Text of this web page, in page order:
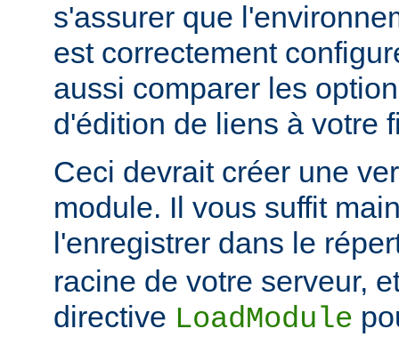
s'assurer que
est correctement
aussi comparer les
d'édition de liens à votre
Ceci devrait créer une
module. Il vous suffit
l'enregistrer dans le
racine de votre serveur,
directive LoadModule